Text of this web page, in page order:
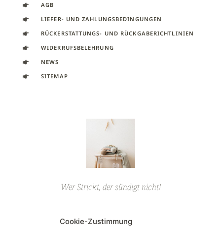
Cookie-Zustimmung
AGB
LIEFER- UND ZAHLUNGSBEDINGUNGEN
RÜCKERSTATTUNGS- UND RÜCKGABERICHTLINIEN
WIDERRUFSBELEHRUNG
NEWS
SITEMAP
Wer Strickt, der sündigt nicht!